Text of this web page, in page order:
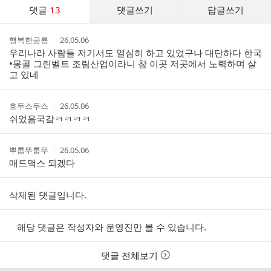
댓글 13 댓글쓰기 답글쓰기
작
성
자
행복한공룡
작
성
시
간
26.05.06
우리나라 사람들 저기서도 열심히 하고 있었구나 대단하다 한국
•몽골 그린벨트 조림산업이라니 참 이곳 저곳에서 노력하며 살
고 있네
작
성
자
호두스두스
작
성
시
간
26.05.06
쉬었음국갘ㅋㅋㅋㅋ
작
성
자
뿌룹뚜룹뚜
작
성
시
간
26.05.06
매드맥스 되겠다
삭제된 댓글입니다.
해당 댓글은 작성자와 운영진만 볼 수 있습니다.
댓글 전체보기